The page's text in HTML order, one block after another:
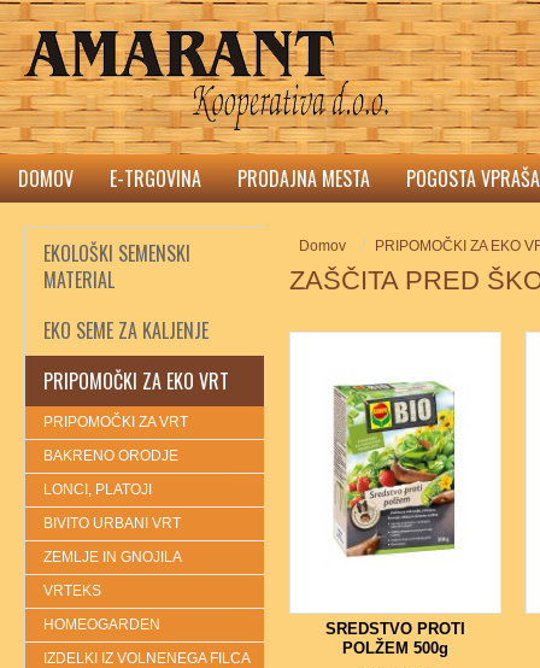
DOMOV E-TRGOVINA PRODAJNA MESTA POGOSTA
EKOLOŠKI SEMENSKI
MATERIAL
EKO SEME ZA KALJENJE
PRIPOMOČKI ZA EKO VRT
PRIPOMOČKI ZA VRT
BAKRENO ORODJE
LONCI, PLATOJI
BIVITO URBANI VRT
ZEMLJE IN GNOJILA
VRTEKS
HOMEOGARDEN
IZDELKI IZ VOLNENEGA FILCA
Domov PRIPOMOČKI ZA EKO
ZAŠČITA PRED
SREDSTVO PROTI
POLŽEM 500g